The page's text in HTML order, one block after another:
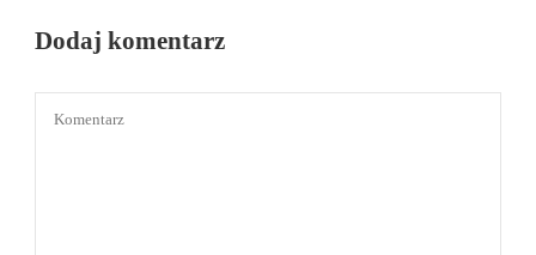
Dodaj komentarz